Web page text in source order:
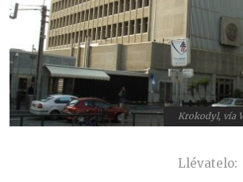
Krokodyl, vía
Llévatelo: